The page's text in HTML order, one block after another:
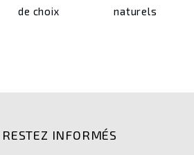
de choix naturels
RESTEZ INFORMÉS